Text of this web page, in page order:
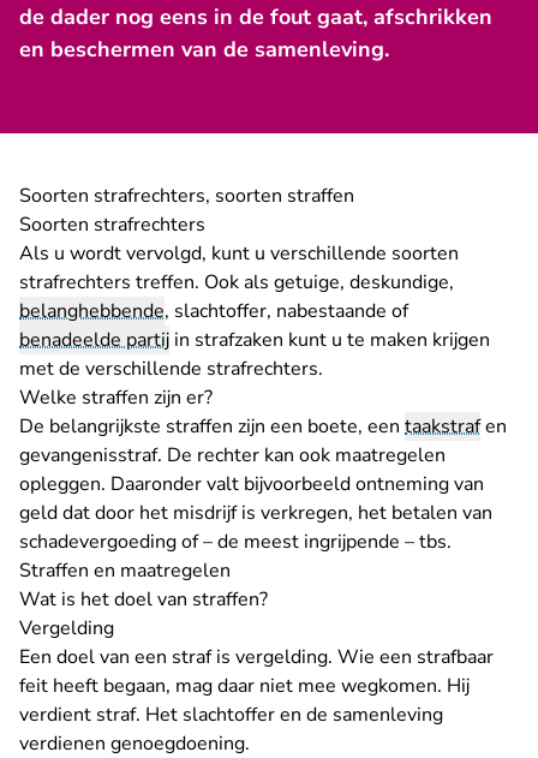
de dader nog eens in de fout gaat, afschrikken
en beschermen van de samenleving.
Soorten strafrechters, soorten straffen
Soorten strafrechters
Als u wordt vervolgd, kunt u verschillende soorten
strafrechters treffen. Ook als getuige, deskundige,
belanghebbende, slachtoffer, nabestaande of
benadeelde partij in strafzaken kunt u te maken krijgen
met de verschillende strafrechters.
Welke straffen zijn er?
De belangrijkste straffen zijn een boete, een taakstrafen
gevangenisstraf. De rechter kan ook maatregelen
opleggen. Daaronder valt bijvoorbeeld ontneming van
geld dat door het misdrijf is verkregen, het betalen van
schadevergoeding of – de meest ingrijpende – tbs.
Straffen en maatregelen
Wat is het doel van straffen?
Vergelding
Een doel van een straf is vergelding. Wie een strafbaar
feit heeft begaan, mag daar niet mee wegkomen. Hij
verdient straf. Het slachtoffer en de samenleving
verdienen genoegdoening.